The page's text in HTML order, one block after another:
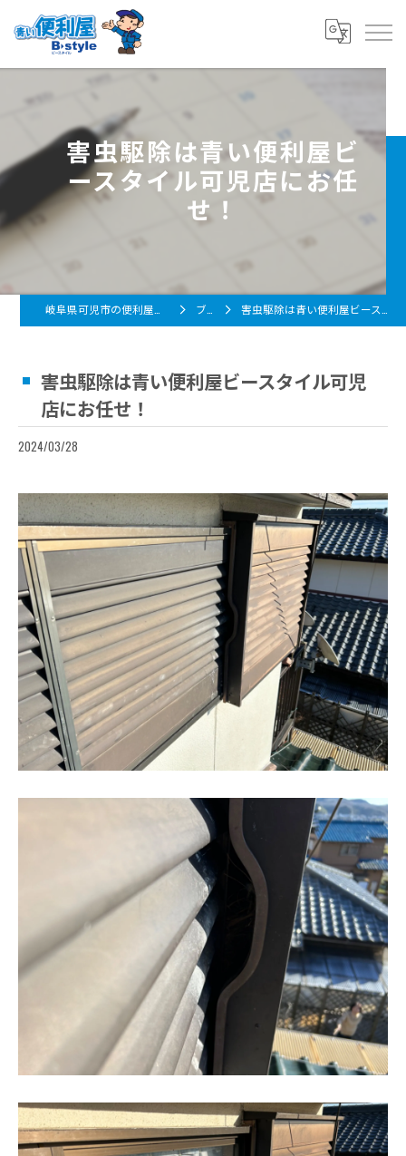
害虫駆除は青い便利屋ビ
ースタイル可児店にお任
せ！
ブログ 害虫駆除は青い便利屋ビースタイル可児店にお任せ！
害虫駆除は青い便利屋ビースタイル可児
店にお任せ！
2024/03/28